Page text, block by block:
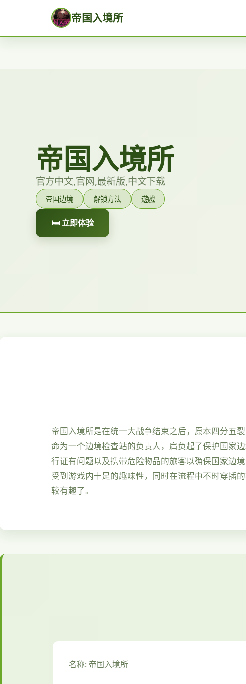
帝国入境所
帝国入境所
官方中文,官网,最新版,中文下载
帝国边境 解锁方法 遊戲
🛏️ 立即体验
帝国入境所是在统一大战争结束之后，原本四分五
命为一个边境检查站的负责人，肩负起了保护国家
行证有问题以及携带危险物品的旅客以确保国家边
受到游戏内十足的趣味性，同时在流程中不时穿插
较有趣了。
名称: 帝国入境所